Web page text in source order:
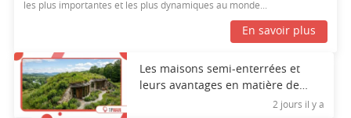
les plus importantes et les plus dynamiques au monde...
En savoir plus
Les maisons semi-enterrées et
leurs avantages en matière de
2 jours il y a